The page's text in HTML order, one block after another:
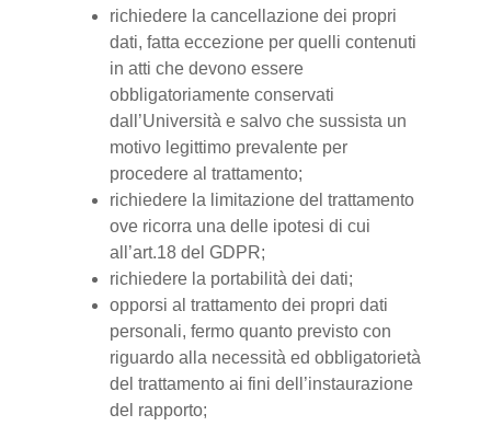
richiedere la cancellazione dei propri
dati, fatta eccezione per quelli contenuti
in atti che devono essere
obbligatoriamente conservati
dall’Università e salvo che sussista un
motivo legittimo prevalente per
procedere al trattamento;
richiedere la limitazione del trattamento
ove ricorra una delle ipotesi di cui
all’art.18 del GDPR;
richiedere la portabilità dei dati;
opporsi al trattamento dei propri dati
personali, fermo quanto previsto con
riguardo alla necessità ed obbligatorietà
del trattamento ai fini dell’instaurazione
del rapporto;